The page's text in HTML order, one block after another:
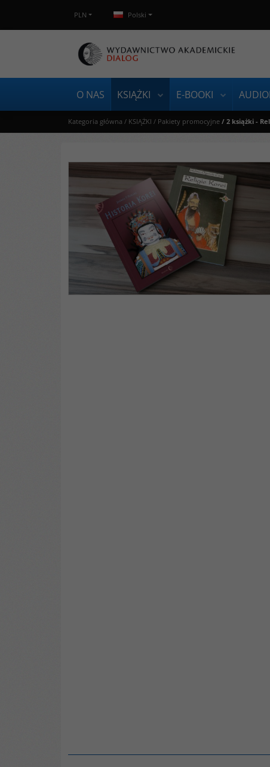
PLN Polski
O NAS KSIĄŻKI E-BOOKI
Kategoria główna / KSIĄŻKI / Pakiety promocyjne / 2 książki -